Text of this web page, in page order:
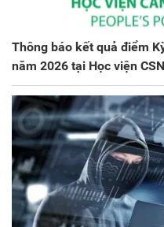
Thông báo kết quả điểm
năm 2026 tại Học viện